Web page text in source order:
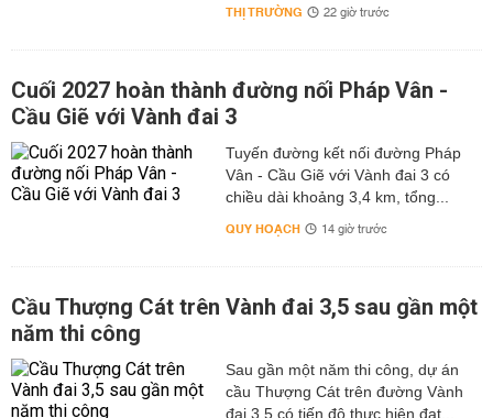
THỊ TRƯỜNG 22 giờ trước
Cuối 2027 hoàn thành đường nối Pháp Vân -
Cầu Giẽ với Vành đai 3
Tuyến đường kết nối đường Pháp
Vân - Cầu Giẽ với Vành đai 3 có
chiều dài khoảng 3,4 km, tổng...
QUY HOẠCH 14 giờ trước
Cầu Thượng Cát trên Vành đai 3,5 sau gần một
năm thi công
Sau gần một năm thi công, dự án
cầu Thượng Cát trên đường Vành
đai 3,5 có tiến độ thực hiện đạt...